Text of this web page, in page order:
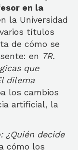
en la
la Universidad
títulos
de cómo se
en 7R.
que
dilema
los cambios
artificial, la
¿Quién decide
cómo los